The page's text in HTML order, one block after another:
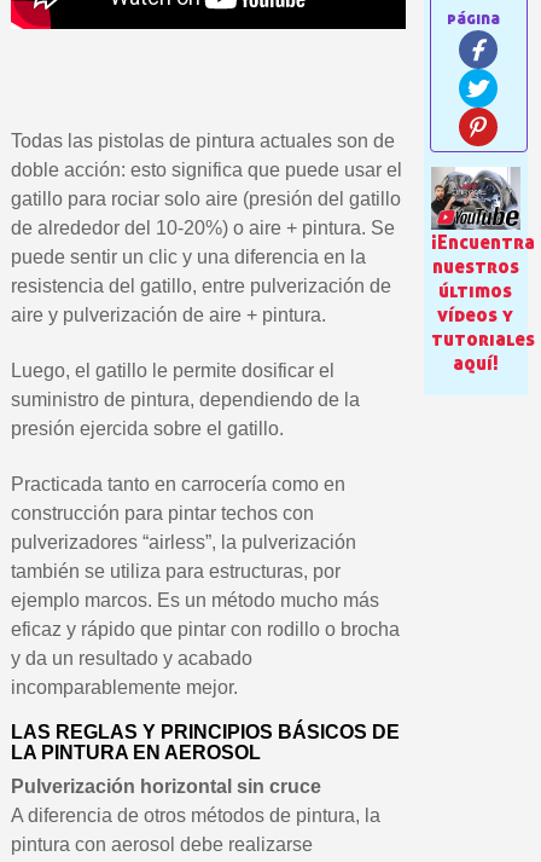
Suscríbete al
Entrega en un
Paga en 4 plazos sin
Obtenga su presupuesto
Comparte tus
Gana puntos de
Devuelve los
Paga en 4 plazos sin
Obtenga su presupuesto
Devuelve los
Todas las pistolas de pintura actuales son de
doble acción: esto significa que puede usar el
gatillo para rociar solo aire (presión del gatillo
de alrededor del 10-20%) o aire + pintura. Se
puede sentir un clic y una diferencia en la
resistencia del gatillo, entre pulverización de
aire y pulverización de aire + pintura.
Luego, el gatillo le permite dosificar el
suministro de pintura, dependiendo de la
presión ejercida sobre el gatillo.
Practicada tanto en carrocería como en
construcción para pintar techos con
pulverizadores “airless”, la pulverización
también se utiliza para estructuras, por
ejemplo marcos. Es un método mucho más
eficaz y rápido que pintar con rodillo o brocha
y da un resultado y acabado
incomparablemente mejor.
LAS REGLAS Y PRINCIPIOS BÁSICOS DE
LA PINTURA EN AEROSOL
Pulverización horizontal sin cruce
A diferencia de otros métodos de pintura, la
pintura con aerosol debe realizarse
¡Encuentra
nuestros
últimos
vídeos y
tutoriales
aquí!